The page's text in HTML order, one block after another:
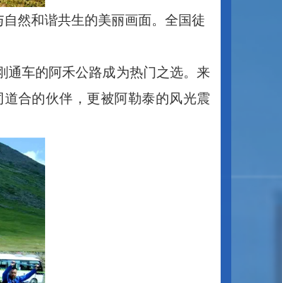
然和谐共生的美丽画面。全国徒
通车的阿禾公路成为热门之选。来
合的伙伴，更被阿勒泰的风光震